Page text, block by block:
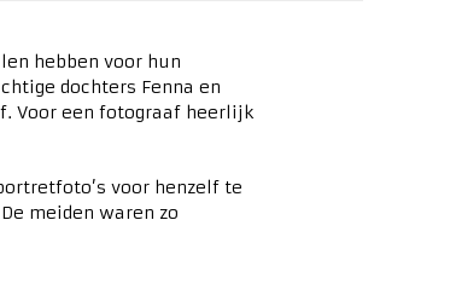
hebben voor hun
dochters Fenna en
Voor een fotograaf heerlijk
voor henzelf te
meiden waren zo